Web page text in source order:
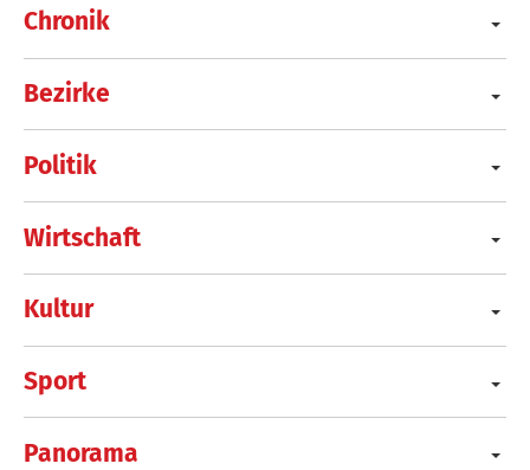
Chronik
Bezirke
Politik
Wirtschaft
Kultur
Sport
Panorama